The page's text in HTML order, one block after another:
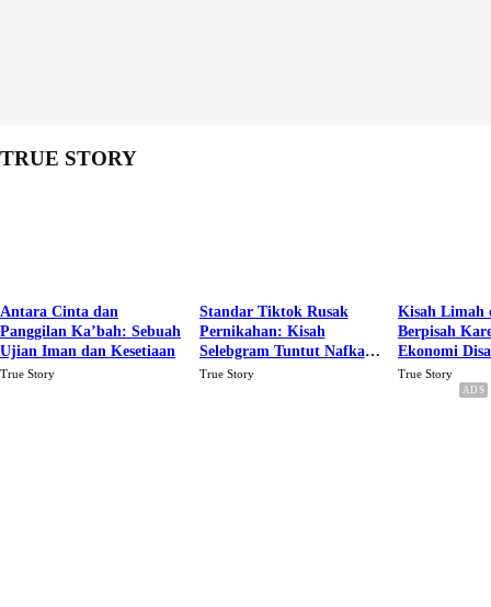
TRUE STORY
Antara Cinta dan
Panggilan Ka’bah: Sebuah
Ujian Iman dan Kesetiaan
True Story
Standar Tiktok Rusak
Pernikahan: Kisah
Selebgram Tuntut Nafkah
Rp.15 Juta Perbulan
True Story
Kisah Limah
Berpisah
Ekonomi
Karena Cinta
True Story